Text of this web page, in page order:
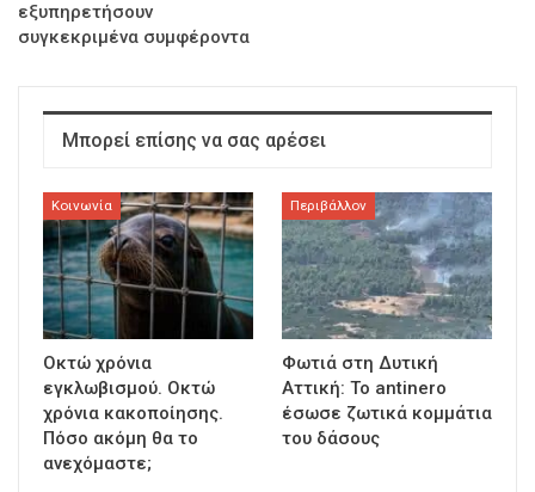
εξυπηρετήσουν
συγκεκριμένα συμφέροντα
Μπορεί επίσης να σας αρέσει
Κοινωνία
Οκτώ χρόνια
εγκλωβισμού. Οκτώ
χρόνια κακοποίησης.
Πόσο ακόμη θα το
ανεχόμαστε;
Περιβάλλον
Φωτιά στη Δυτική
Αττική: Το antinero
έσωσε ζωτικά κομμάτια
του δάσους